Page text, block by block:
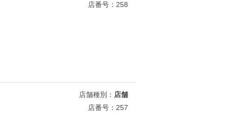
店番号：258
店舗種別： 店舗
店番号：257